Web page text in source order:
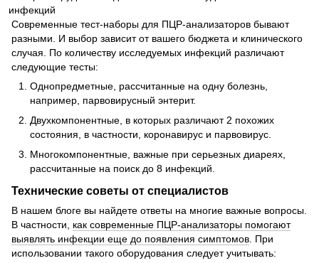
Современные тест-наборы для ПЦР-анализаторов бывают
разными. И выбор зависит от вашего бюджета и клинического
случая. По количеству исследуемых инфекций различают
следующие тесты:
Однопредметные, рассчитанные на одну болезнь,
например, парвовирусный энтерит.
Двухкомпонентные, в которых различают 2 похожих
состояния, в частности, коронавирус и парвовирус.
Многокомпонентные, важные при серьезных диареях,
рассчитанные на поиск до 8 инфекций.
Технические советы от специалистов
В нашем блоге вы найдете ответы на многие важные вопросы.
В частности, как современные ПЦР-анализаторы помогают
выявлять инфекции еще до появления симптомов . При
использовании такого оборудования следует учитывать: